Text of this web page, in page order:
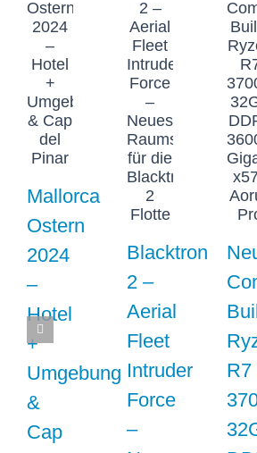
Mallorca
Ostern
2024
–
Hotel
+
Umgebung
&
Cap
Blacktron
2 –
Aerial
Fleet
Intruder
Force
–
R7